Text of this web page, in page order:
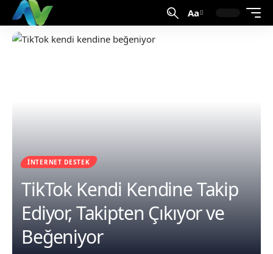
Aa
İNTERNET DESTEK
TikTok Kendi Kendine Takip
Ediyor, Takipten Çıkıyor ve
Beğeniyor